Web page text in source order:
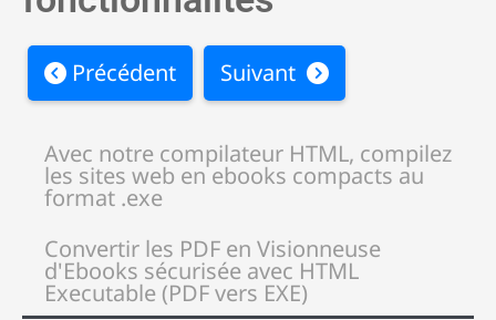
Précédent Suivant
Avec notre compilateur HTML, compilez
les sites web en ebooks compacts au
format .exe
Convertir les PDF en Visionneuse
d'Ebooks sécurisée avec HTML
Executable (PDF vers EXE)